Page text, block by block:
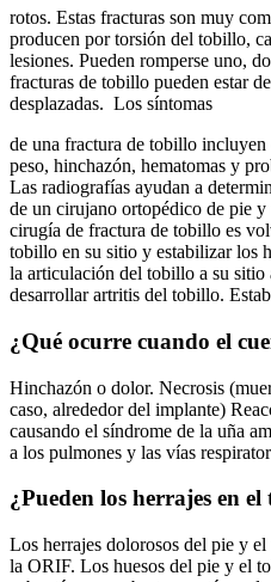
rotos. Estas fracturas son muy
producen por torsión del tobillo,
lesiones. Pueden romperse uno,
fracturas de tobillo pueden estar
desplazadas. Los síntomas
de una fractura de tobillo incluyen
peso, hinchazón, hematomas y
Las radiografías ayudan a
de un cirujano ortopédico de pie
cirugía de fractura de tobillo es
tobillo en su sitio y estabilizar los
la articulación del tobillo a su
desarrollar artritis del tobillo.
¿Qué ocurre cuando el
Hinchazón o dolor. Necrosis
caso, alrededor del implante)
causando el síndrome de la uña
a los pulmones y las vías
¿Pueden los herrajes en
Los herrajes dolorosos del pie y
la ORIF. Los huesos del pie y el